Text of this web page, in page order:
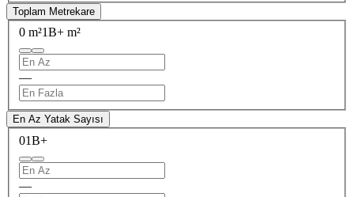
Toplam Metrekare
0 m²1B+ m²
—
En Az Yatak Sayısı
01B+
—